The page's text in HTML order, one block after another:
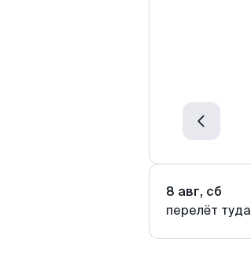
8 авг, сб
перелёт туда